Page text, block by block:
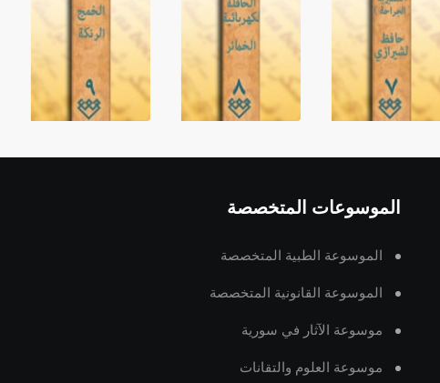
الموسوعات المتخصصة
الموسوعة الطبية المتخصصة
الموسوعة القانونية المتخصصة
موسوعة الآثار في سورية
موسوعة العلوم والتقانات